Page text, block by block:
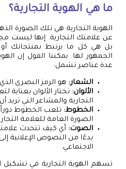
ما هي الهوية التجارية؟
الهوية التجارية هي تلك الصورة
عن علامتك التجارية. إنها ليست
بل هي كل ما يرتبط بمنتجاتك أو
الجمهور لها. يمكننا القول إن
عدة عناصر تشمل:
الشعار: هو الرمز البصري
الألوان: تختار الألوان بعناية
التجارية والمشاعر التي تريد
الخطوط: تلعب الخطوط
الصورة العامة للعلامة
الصوت: أي كيف تتحدث
بدءًا من النصوص الإعلانية
الاجتماعي.
تسهم الهوية التجارية في تشكيل